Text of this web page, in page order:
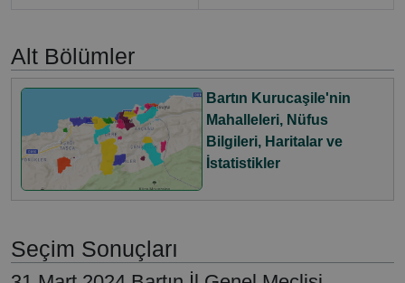
Alt Bölümler
Bartın Kurucaşile'nin
Mahalleleri, Nüfus
Bilgileri, Haritalar ve
İstatistikler
Seçim Sonuçları